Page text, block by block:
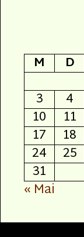
M
D
3
4
10
11
17
18
24
25
31
« Mai